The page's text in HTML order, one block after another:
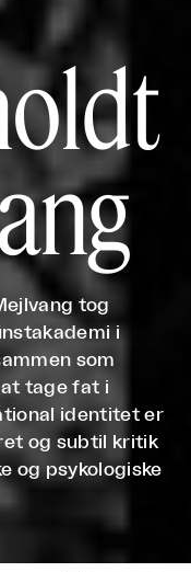
tog
i
som
at tage fat i
identitet er
og subtil kritik
og psykologiske